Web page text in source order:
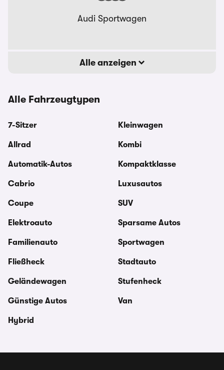
Audi Sportwagen
Alle anzeigen
Alle Fahrzeugtypen
7-Sitzer
Allrad
Automatik-Autos
Cabrio
Coupe
Elektroauto
Familienauto
Fließheck
Geländewagen
Günstige Autos
Hybrid
Kleinwagen
Kombi
Kompaktklasse
Luxusautos
SUV
Sparsame Autos
Sportwagen
Stadtauto
Stufenheck
Van